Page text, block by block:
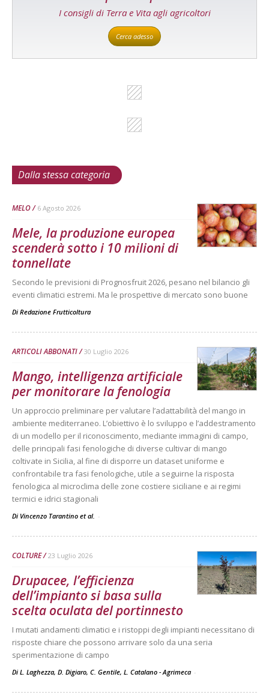
I consigli di Terra e Vita agli agricoltori
Cerca adesso
Dalla stessa categoria
MELO 6 Agosto 2026
Mele, la produzione europea
scenderà sotto i 10 milioni di
tonnellate
Secondo le previsioni di Prognosfruit 2026, pesano nel bilancio gli
eventi climatici estremi. Ma le prospettive di mercato sono buone
Di Redazione Frutticoltura
ARTICOLI ABBONATI 30 Luglio 2026
Mango, intelligenza artificiale
per monitorare la fenologia
Un approccio preliminare per valutare l’adattabilità del mango in
ambiente mediterraneo. L’obiettivo è lo sviluppo e l’addestramento
di un modello per il riconoscimento, mediante immagini di campo,
delle principali fasi fenologiche di diverse cultivar di mango
coltivate in Sicilia, al fine di disporre un dataset uniforme e
confrontabile tra fasi fenologiche, utile a seguirne la risposta
fenologica al microclima delle zone costiere siciliane e ai regimi
termici e idrici stagionali
Di Vincenzo Tarantino et al. -
COLTURE 23 Luglio 2026
Drupacee, l’efficienza
dell’impianto si basa sulla
scelta oculata del portinnesto
I mutati andamenti climatici e i ristoppi degli impianti necessitano di
risposte chiare che possono arrivare solo da una seria
sperimentazione di campo
Di L. Laghezza, D. Digiaro, C. Gentile, L. Catalano - Agrimeca -